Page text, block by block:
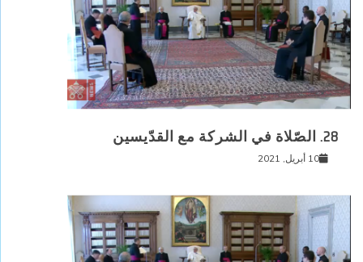
28. الصّلاة في الشركة مع القدّيسين
10 أبريل, 2021